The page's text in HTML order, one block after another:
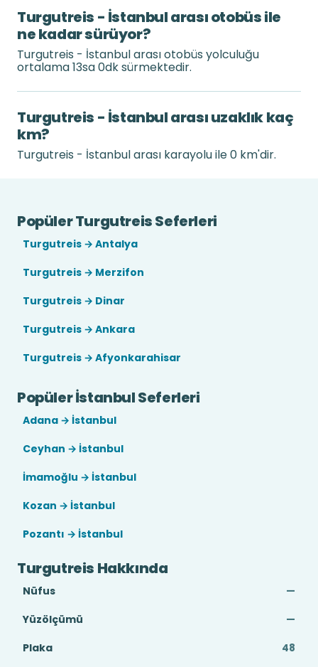
Turgutreis - İstanbul arası otobüs ile
ne kadar sürüyor?
Turgutreis - İstanbul arası otobüs yolculuğu
ortalama 13sa 0dk sürmektedir.
Turgutreis - İstanbul arası uzaklık kaç
km?
Turgutreis - İstanbul arası karayolu ile 0 km'dir.
Popüler Turgutreis Seferleri
Turgutreis → Antalya
Turgutreis → Merzifon
Turgutreis → Dinar
Turgutreis → Ankara
Turgutreis → Afyonkarahisar
Popüler İstanbul Seferleri
Adana → İstanbul
Ceyhan → İstanbul
İmamoğlu → İstanbul
Kozan → İstanbul
Pozantı → İstanbul
Turgutreis Hakkında
Nüfus
—
Yüzölçümü
—
Plaka
48